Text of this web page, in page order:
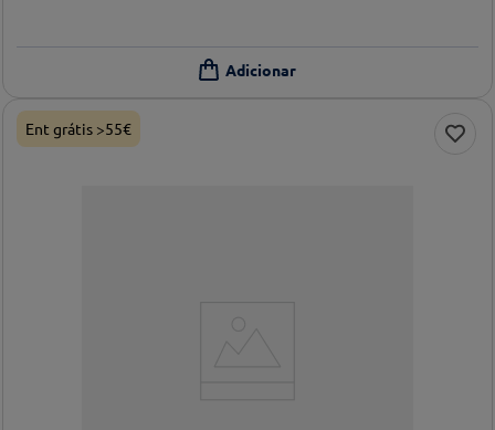
Ent grátis >55€